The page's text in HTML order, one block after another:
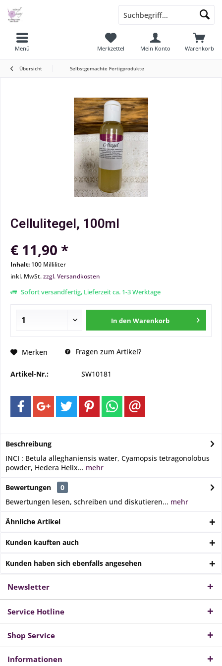
Menü Warenkorb
Merkzettel Mein Konto
Übersicht Selbstgemachte Fertigprodukte
Cellulitegel, 100ml
€ 11,90 *
Inhalt: 100 Milliliter
inkl. MwSt.zzgl. Versandkosten
Sofort versandfertig, Lieferzeit ca. 1-3 Werktage
In den Warenkorb
Merken Fragen zum Artikel?
Artikel-Nr.: SW10181
Beschreibung
INCI : Betula alleghaniensis water, Cyamopsis tetragonolobus
powder, Hedera Helix... mehr
Bewertungen
0
Bewertungen lesen, schreiben und diskutieren... mehr
Ähnliche Artikel
Kunden kauften auch
Kunden haben sich ebenfalls angesehen
Newsletter
Service Hotline
Shop Service
Informationen